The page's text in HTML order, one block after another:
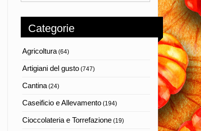
Categorie
Agricoltura(64)
Artigiani del gusto (747)
Cantina(24)
Caseificio e Allevamento (194)
Cioccolateria e Torrefazione (19)